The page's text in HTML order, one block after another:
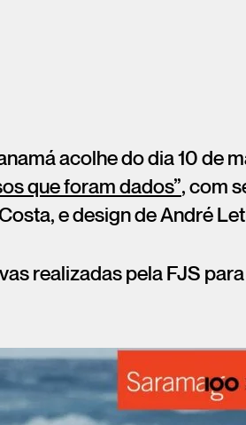
acolhe do dia 10 de
que foram dados”, com
e design de André
realizadas pela FJS